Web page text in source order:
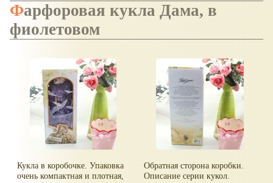
Фарфоровая кукла Дама, в
фиолетовом
Кукла в коробочке. Упаковка
очень компактная и плотная,
Обратная сторона коробки.
Описание серии кукол.